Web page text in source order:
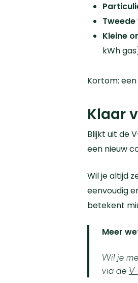
Kleine
kWh
Kortom:
Klaar
Blijkt uit de
een nieuw
Wil je altijd
eenvoudig
betekent
Meer
Wil je
via de